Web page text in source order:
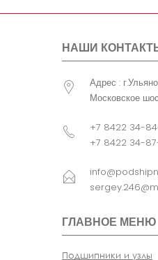
НАШИ
Адрес :
Московское
+7 8422 34-
+7 8422 34-
ГЛАВНОЕ МЕНЮ
Подшипники и узлы